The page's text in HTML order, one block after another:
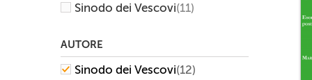
Sinodo dei Vescovi(11)
AUTORE
Sinodo dei Vescovi(12)